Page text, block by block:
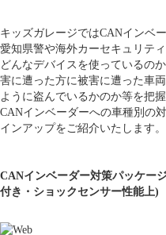
キッズガレージではCANインベ
愛知県警や海外カーセキュリテ
どんなデバイスを使っているの
害に遭った方に被害に遭った車
ように盗んでいるかのか等を把
CANインベーダーへの車種別の
インアップをご紹介いたします。
CANインベーダー対策パッケー
付き・ショックセンサー性能上)